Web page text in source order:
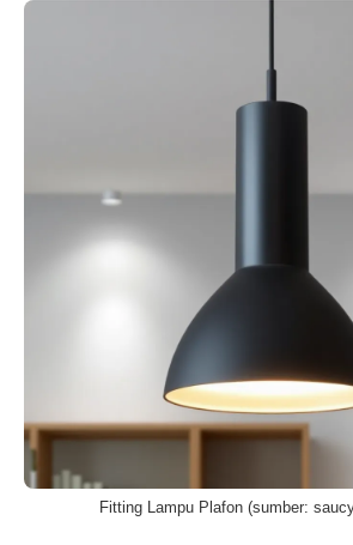
Fitting Lampu Plafon (sumber: